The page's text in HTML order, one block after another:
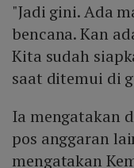
"Jadi gini. Ada
bencana. Kan
Kita sudah
saat ditemui di
Ia mengatakan
pos anggaran
mengatakan